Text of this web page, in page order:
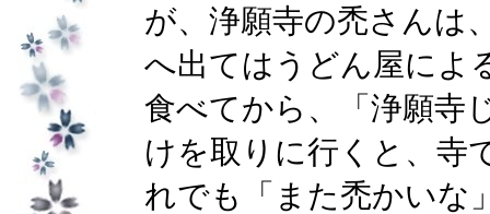
が、浄願寺の禿さんは
へ出てはうどん屋によ
食べてから、「浄願寺
けを取りに行くと、寺
れでも「また禿かいな